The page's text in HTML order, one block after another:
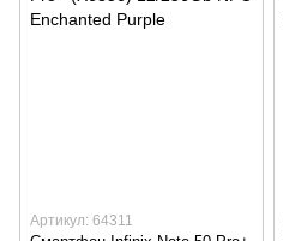
Артикул: 64311